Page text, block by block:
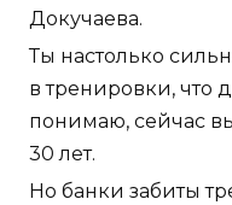
Докучаева.
Ты настолько
в тренировки, что
понимаю, сейчас
30 лет.
Но банки забиты